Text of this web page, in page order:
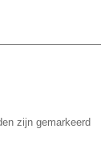
zijn gemarkeerd